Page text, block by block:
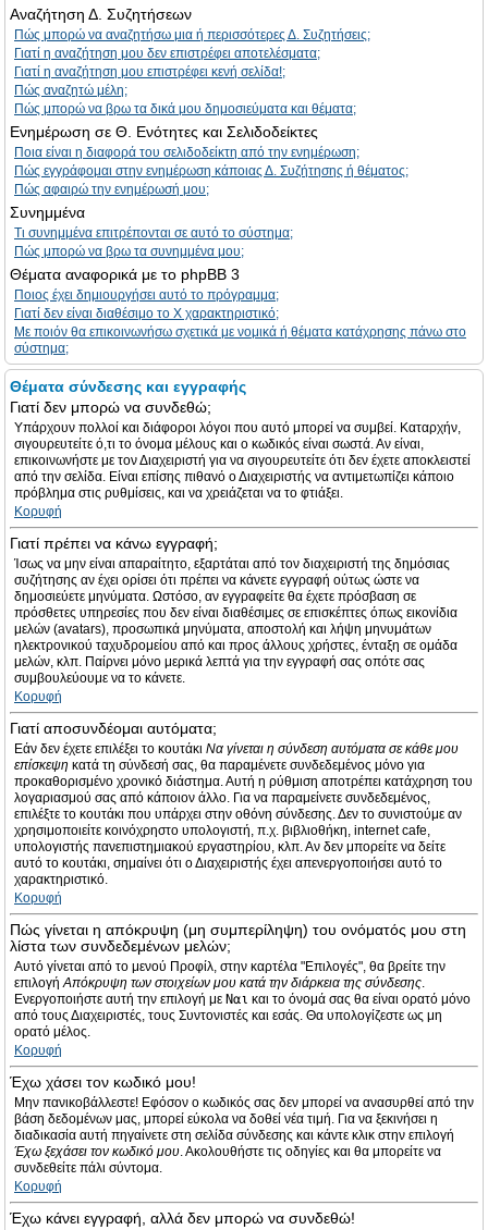
Αναζήτηση Δ. Συζητήσεων
Πώς μπορώ να αναζητήσω μια ή περισσότερες Δ. Συζητήσεις;
Γιατί η αναζήτηση μου δεν επιστρέφει αποτελέσματα;
Γιατί η αναζήτηση μου επιστρέφει κενή σελίδα!;
Πώς αναζητώ μέλη;
Πώς μπορώ να βρω τα δικά μου δημοσιεύματα και θέματα;
Ενημέρωση σε Θ. Ενότητες και Σελιδοδείκτες
Ποια είναι η διαφορά του σελιδοδείκτη από την ενημέρωση;
Πώς εγγράφομαι στην ενημέρωση κάποιας Δ. Συζήτησης ή θέματος;
Πώς αφαιρώ την ενημέρωσή μου;
Συνημμένα
Τι συνημμένα επιτρέπονται σε αυτό το σύστημα;
Πώς μπορώ να βρω τα συνημμένα μου;
Θέματα αναφορικά με το phpBB 3
Ποιος έχει δημιουργήσει αυτό το πρόγραμμα;
Γιατί δεν είναι διαθέσιμο το Χ χαρακτηριστικό;
Με ποιόν θα επικοινωνήσω σχετικά με νομικά ή θέματα κατάχρησης πάνω στο
σύστημα;
Θέματα σύνδεσης και εγγραφής
Γιατί δεν μπορώ να συνδεθώ;
Υπάρχουν πολλοί και διάφοροι λόγοι που αυτό μπορεί να συμβεί. Καταρχήν,
σιγουρευτείτε ό,τι το όνομα μέλους και ο κωδικός είναι σωστά. Αν είναι,
επικοινωνήστε με τον Διαχειριστή για να σιγουρευτείτε ότι δεν έχετε αποκλειστεί
από την σελίδα. Είναι επίσης πιθανό ο Διαχειριστής να αντιμετωπίζει κάποιο
πρόβλημα στις ρυθμίσεις, και να χρειάζεται να το φτιάξει.
Κορυφή
Γιατί πρέπει να κάνω εγγραφή;
Ίσως να μην είναι απαραίτητο, εξαρτάται από τον διαχειριστή της δημόσιας
συζήτησης αν έχει ορίσει ότι πρέπει να κάνετε εγγραφή ούτως ώστε να
δημοσιεύετε μηνύματα. Ωστόσο, αν εγγραφείτε θα έχετε πρόσβαση σε
πρόσθετες υπηρεσίες που δεν είναι διαθέσιμες σε επισκέπτες όπως εικονίδια
μελών (avatars), προσωπικά μηνύματα, αποστολή και λήψη μηνυμάτων
ηλεκτρονικού ταχυδρομείου από και προς άλλους χρήστες, ένταξη σε ομάδα
μελών, κλπ. Παίρνει μόνο μερικά λεπτά για την εγγραφή σας οπότε σας
συμβουλεύουμε να το κάνετε.
Κορυφή
Γιατί αποσυνδέομαι αυτόματα;
Εάν δεν έχετε επιλέξει το κουτάκι Να γίνεται η σύνδεση αυτόματα σε κάθε μου
επίσκεψη κατά τη σύνδεσή σας, θα παραμένετε συνδεδεμένος μόνο για
προκαθορισμένο χρονικό διάστημα. Αυτή η ρύθμιση αποτρέπει κατάχρηση του
λογαριασμού σας από κάποιον άλλο. Για να παραμείνετε συνδεδεμένος,
επιλέξτε το κουτάκι που υπάρχει στην οθόνη σύνδεσης. Δεν το συνιστούμε αν
χρησιμοποιείτε κοινόχρηστο υπολογιστή, π.χ. βιβλιοθήκη, internet cafe,
υπολογιστής πανεπιστημιακού εργαστηρίου, κλπ. Αν δεν μπορείτε να δείτε
αυτό το κουτάκι, σημαίνει ότι ο Διαχειριστής έχει απενεργοποιήσει αυτό το
χαρακτηριστικό.
Κορυφή
Πώς γίνεται η απόκρυψη (μη συμπερίληψη) του ονόματός μου στη
λίστα των συνδεδεμένων μελών;
Αυτό γίνεται από το μενού Προφίλ, στην καρτέλα "Επιλογές", θα βρείτε την
επιλογήΑπόκρυψη των στοιχείων μου κατά την διάρκεια της σύνδεσης.
Ενεργοποιήστε αυτή την επιλογή με Ναι και το όνομά σας θα είναι ορατό μόνο
από τους Διαχειριστές, τους Συντονιστές και εσάς. Θα υπολογίζεστε ως μη
ορατό μέλος.
Κορυφή
Έχω χάσει τον κωδικό μου!
Μην πανικοβάλλεστε! Εφόσον ο κωδικός σας δεν μπορεί να ανασυρθεί από την
βάση δεδομένων μας, μπορεί εύκολα να δοθεί νέα τιμή. Για να ξεκινήσει η
διαδικασία αυτή πηγαίνετε στη σελίδα σύνδεσης και κάντε κλικ στην επιλογή
Έχω ξεχάσει τον κωδικό μου. Ακολουθήστε τις οδηγίες και θα μπορείτε να
συνδεθείτε πάλι σύντομα.
Κορυφή
Έχω κάνει εγγραφή, αλλά δεν μπορώ να συνδεθώ!